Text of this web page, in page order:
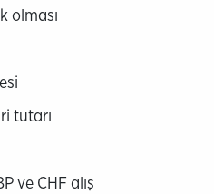
olması
tutarı
ve CHF alış